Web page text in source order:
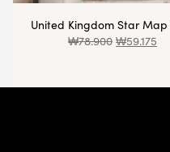
United Kingdom Star
₩78.900 ₩59.175